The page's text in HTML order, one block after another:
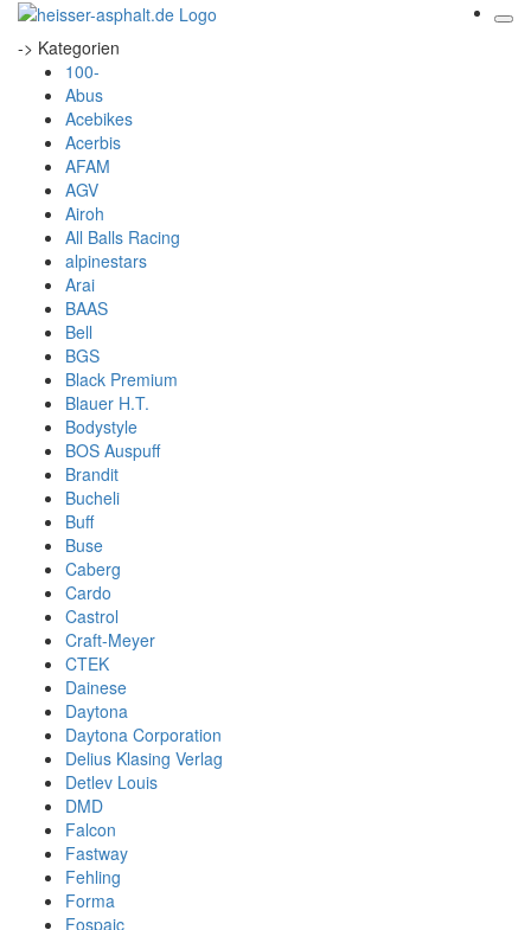
-> Kategorien
100-
Abus
Acebikes
Acerbis
AFAM
AGV
Airoh
All Balls Racing
alpinestars
Arai
BAAS
Bell
BGS
Black Premium
Blauer H.T.
Bodystyle
BOS Auspuff
Brandit
Bucheli
Buff
Buse
Caberg
Cardo
Castrol
Craft-Meyer
CTEK
Dainese
Daytona
Daytona Corporation
Delius Klasing Verlag
Detlev Louis
DMD
Falcon
Fastway
Fehling
Forma
Fospaic